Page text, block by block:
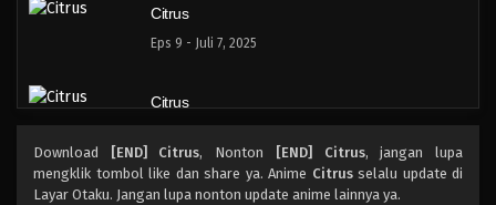
Citrus
Eps 9 - Juli 7, 2025
Citrus
Citrus
Download [END] Citrus, Nonton [END] Citrus, jangan lupa
mengklik tombol like dan share ya. Anime Citrusselalu update di
Layar Otaku. Jangan lupa nonton update anime lainnya ya.